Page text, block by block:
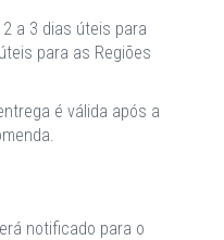
a 3 dias úteis para
para as Regiões
é válida após a
notificado para o